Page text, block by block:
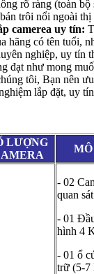
rõ ràng (toàn bộ
trôi nổi ngoài thị
camerea uy tín:
hãng có tên tuổi,
nghiệp, uy tín
đạt như mong
tôi, Bạn nên
lắp đặt, uy
LƯỢNG
- 02
quan sát
- 01
hình 4
- 01 ổ
trữ (5-7